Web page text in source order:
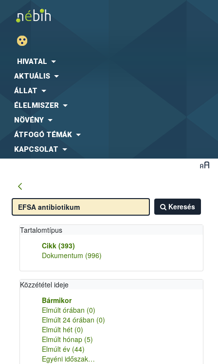
HIVATAL
AKTUÁLIS
ÁLLAT
ÉLELMISZER
NÖVÉNY
ÁTFOGÓ TÉMÁK
KAPCSOLAT
Keresés
Tartalomtípus
Cikk (393)
Dokumentum (996)
Közzététel ideje
Bármikor
Elmúlt órában (0)
Elmúlt 24 órában (0)
Elmúlt hét (0)
Elmúlt hónap (5)
Elmúlt év (44)
Egyéni időszak…